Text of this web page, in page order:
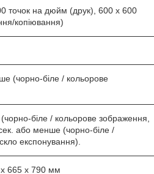
точок на дюйм (друк), 600 x 600
копіювання)
(чорно-біле / кольорове
біле / кольорове зображення,
або менше (чорно-біле /
експонування).
x 665 x 790 мм